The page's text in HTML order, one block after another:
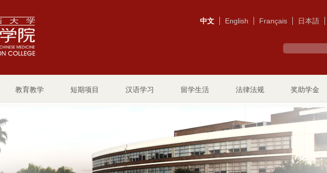
中文 English Français 日本語
教育教学 短期项目 汉语学习 留学生活 法律法规 奖助学金